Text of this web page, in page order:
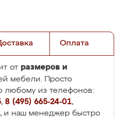
Оплата
от размеров и
мебели. Просто
любому из телефонов:
, 8 (495) 665-24-01,
, и наш менеджер быстро